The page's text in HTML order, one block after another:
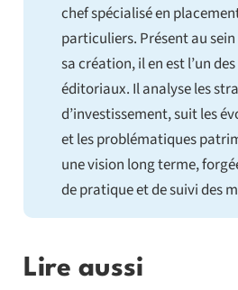
chef spécialisé en
particuliers. Présent au
sa création, il en est l’un
éditoriaux. Il analyse les
d’investissement, suit les
et les problématiques
une vision long terme,
de pratique et de suivi des
Lire aussi